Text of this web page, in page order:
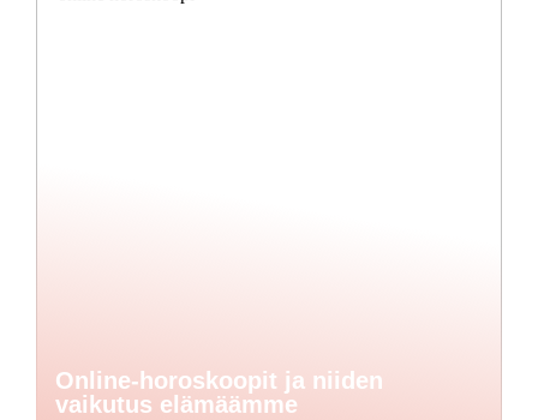
Online-horoskoopit ja niiden
vaikutus elämäämme